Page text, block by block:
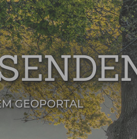
GEOPORTAL